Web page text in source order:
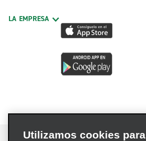
LA EMPRESA
Utilizamos cookies para